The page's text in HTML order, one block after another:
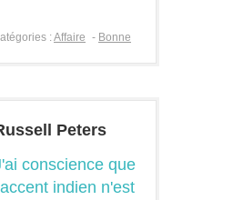
:Affaire - Bonne
Peters
conscience que
indien n'est